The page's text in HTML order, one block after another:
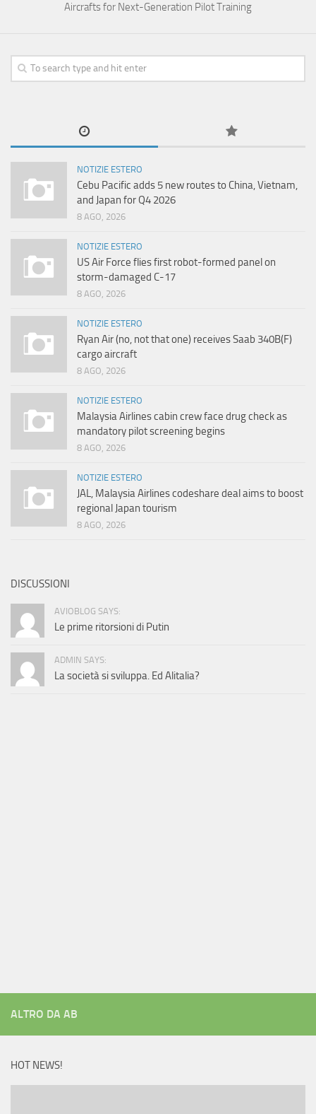
Aircrafts for Next-Generation Pilot Training
NOTIZIE ESTERO
Cebu Pacific adds 5 new routes to China, Vietnam,
and Japan for Q4 2026
8 AGO, 2026
NOTIZIE ESTERO
US Air Force flies first robot-formed panel on
storm-damaged C-17
8 AGO, 2026
NOTIZIE ESTERO
Ryan Air (no, not that one) receives Saab 340B(F)
cargo aircraft
8 AGO, 2026
NOTIZIE ESTERO
Malaysia Airlines cabin crew face drug check as
mandatory pilot screening begins
8 AGO, 2026
NOTIZIE ESTERO
JAL, Malaysia Airlines codeshare deal aims to boost
regional Japan tourism
8 AGO, 2026
DISCUSSIONI
AVIOBLOG SAYS:
Le prime ritorsioni di Putin
ADMIN SAYS:
La società si sviluppa. Ed Alitalia?
ALTRO DA AB
HOT NEWS!